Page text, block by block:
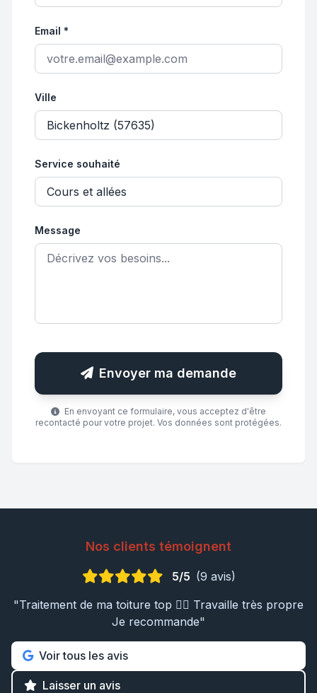
Email *
Ville
Service souhaité
Message
Envoyer ma demande
En envoyant ce formulaire, vous acceptez d'être
recontacté pour votre projet. Vos données sont protégées.
Nos clients témoignent
5/5 (9 avis)
"Traitement de ma toiture top 👍🏼 Travaille très propre
Je recommande"
Voir tous les avis
Laisser un avis